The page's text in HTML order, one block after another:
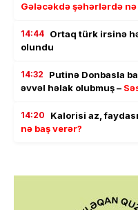
Gələcəkdə şəhərlərdə
14:44 Ortaq türk irsinə
olundu
14:32
Putinə Donbasla
əvvəl həlak olubmuş –
14:20 Kalorisi az,
nə baş verər?